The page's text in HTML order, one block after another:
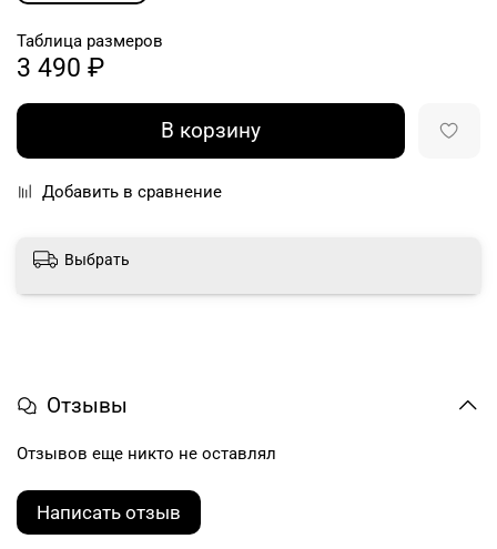
Таблица размеров
3 490 ₽
В корзину
Добавить в сравнение
Выбрать
Отзывы
Отзывов еще никто не оставлял
Написать отзыв